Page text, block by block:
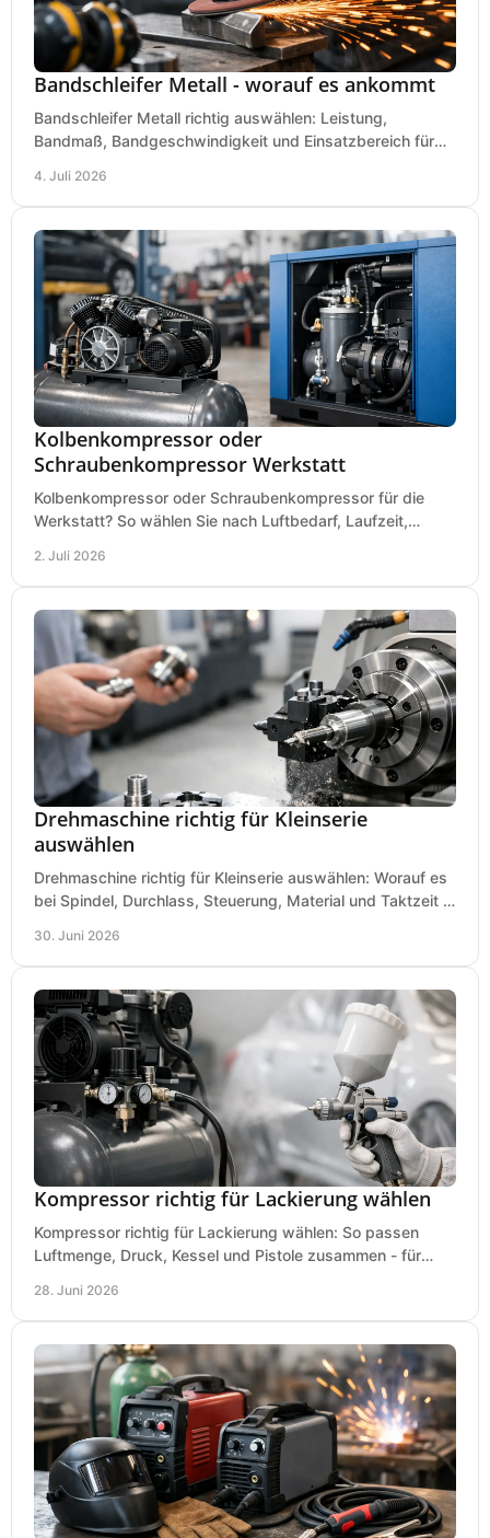
Bandschleifer Metall - worauf es ankommt
Bandschleifer Metall richtig auswählen: Leistung,
Bandmaß, Bandgeschwindigkeit und Einsatzbereich für
4. Juli 2026
Kolbenkompressor oder
Schraubenkompressor Werkstatt
Kolbenkompressor oder Schraubenkompressor für die
Werkstatt? So wählen Sie nach Luftbedarf, Laufzeit,
2. Juli 2026
Drehmaschine richtig für Kleinserie
auswählen
Drehmaschine richtig für Kleinserie auswählen: Worauf es
bei Spindel, Durchlass, Steuerung, Material und Taktzeit in
30. Juni 2026
Kompressor richtig für Lackierung wählen
Kompressor richtig für Lackierung wählen: So passen
Luftmenge, Druck, Kessel und Pistole zusammen - für
28. Juni 2026